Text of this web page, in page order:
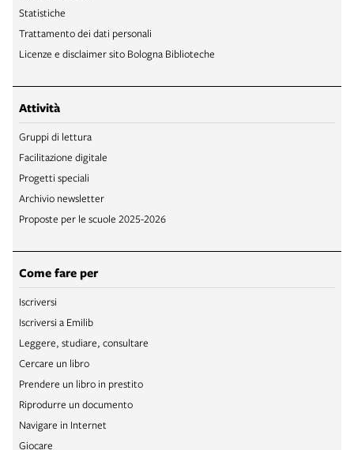
Statistiche
Trattamento dei dati personali
Licenze e disclaimer sito Bologna Biblioteche
Attività
Gruppi di lettura
Facilitazione digitale
Progetti speciali
Archivio newsletter
Proposte per le scuole 2025-2026
Come fare per
Iscriversi
Iscriversi a Emilib
Leggere, studiare, consultare
Cercare un libro
Prendere un libro in prestito
Riprodurre un documento
Navigare in Internet
Giocare